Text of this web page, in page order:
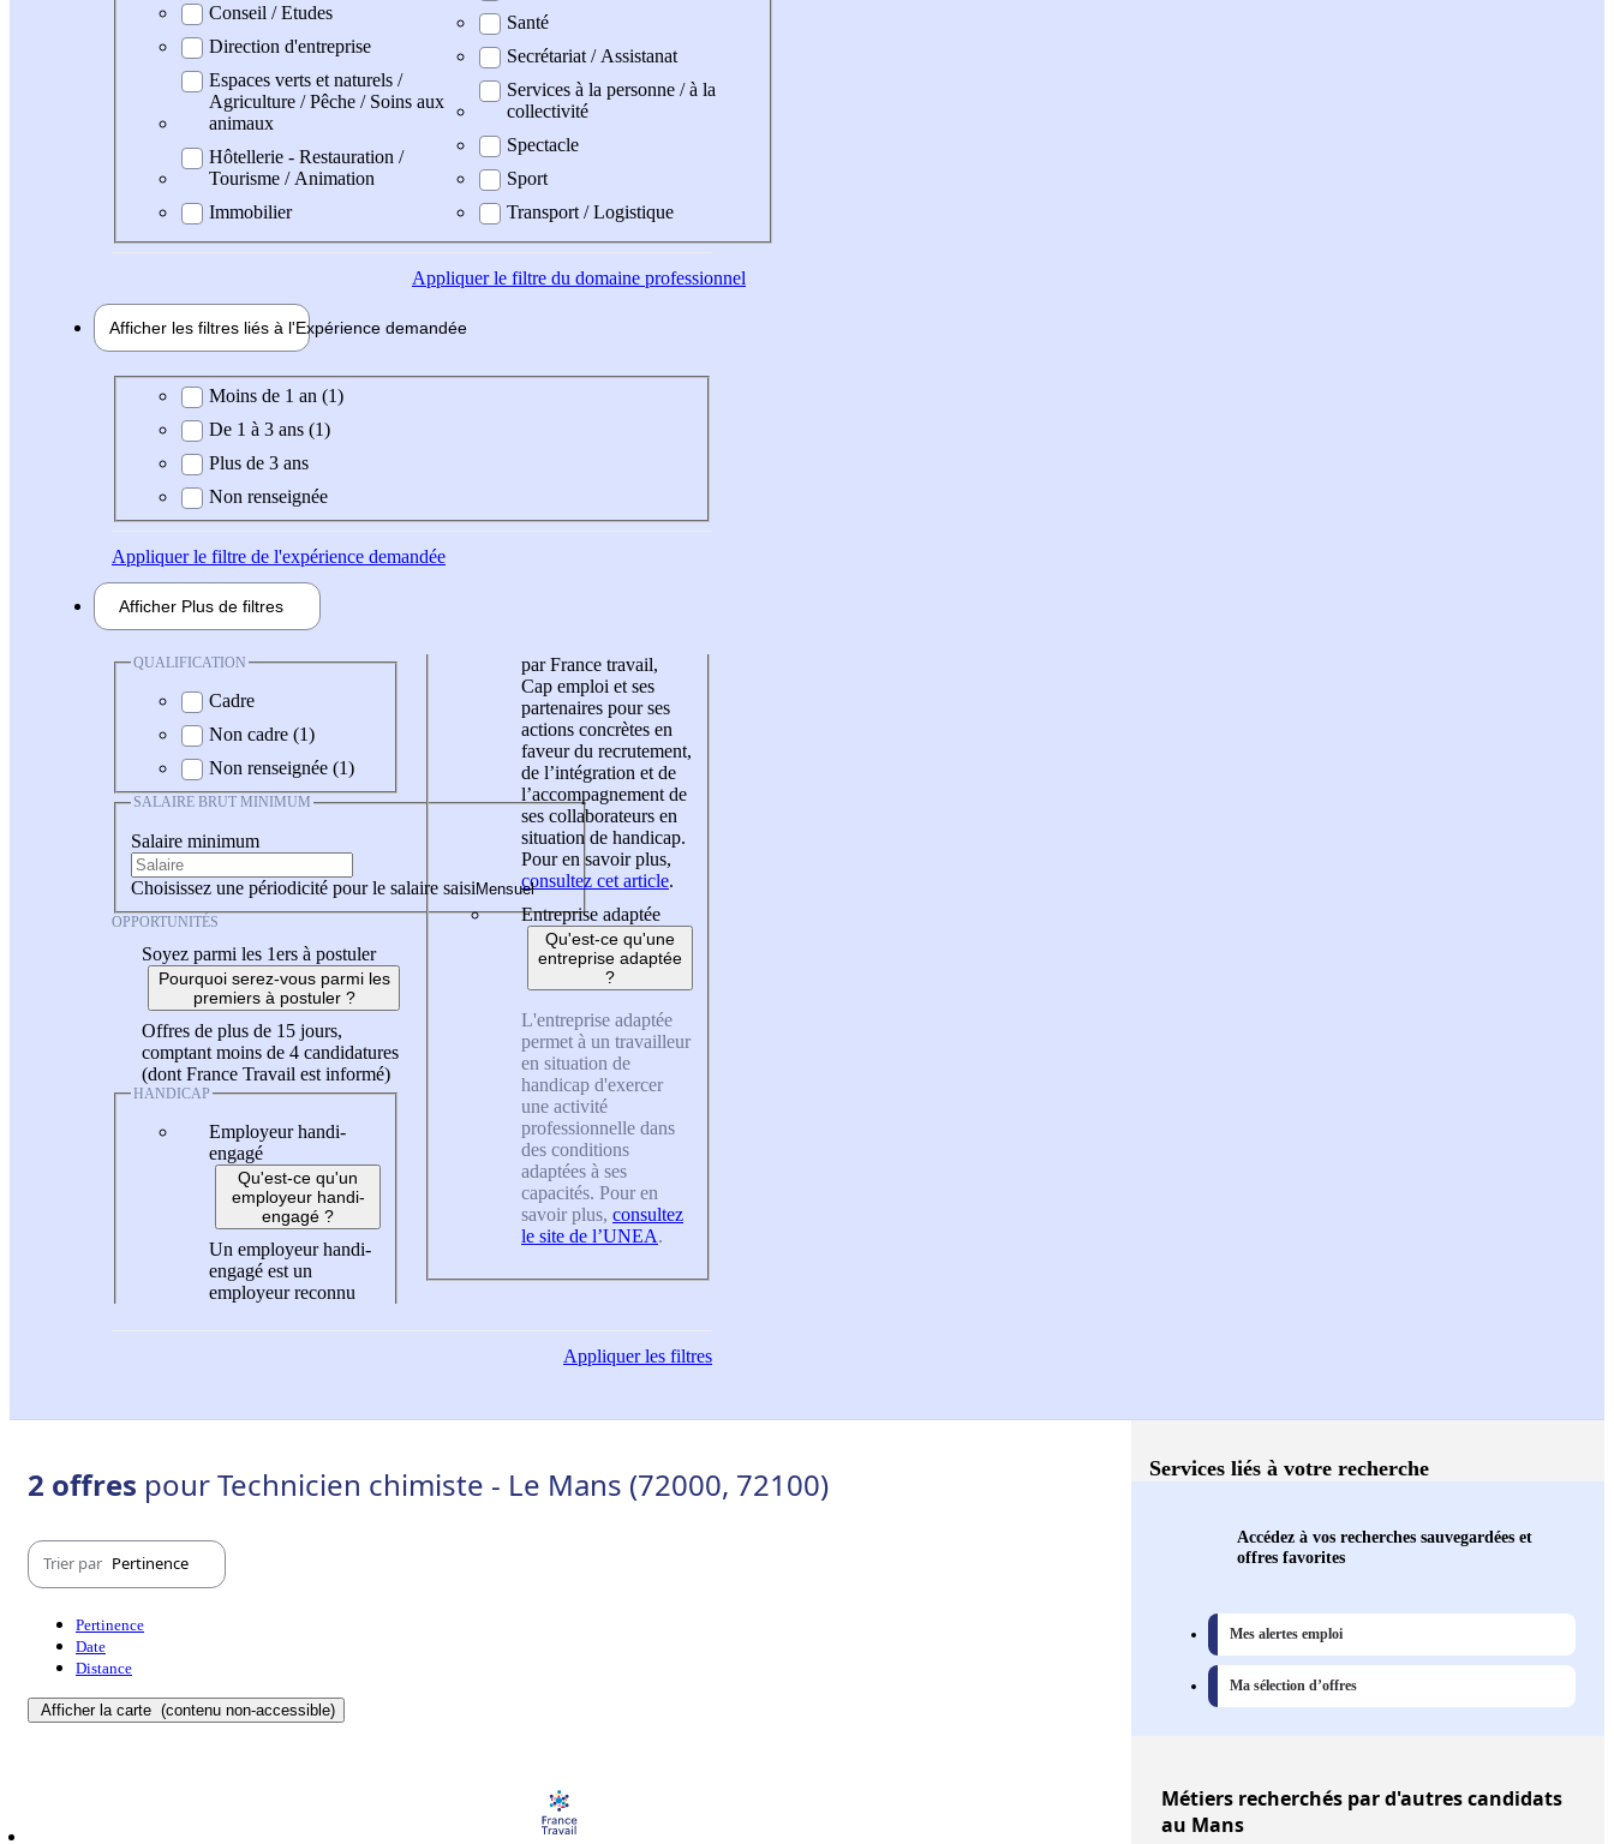
Conseil / Etudes
Direction d'entreprise
Espaces verts et naturels /
Agriculture / Pêche / Soins aux
animaux
Hôtellerie - Restauration /
Tourisme / Animation
Immobilier
Santé
Secrétariat / Assistanat
Services à la personne / à la
collectivité
Spectacle
Sport
Transport / Logistique
Appliquerle filtre du domaine professionnel
Afficher les filtres liés à l'Expérience demandée
Expérience demandée
Moins de 1 an (1)
De 1 à 3 ans (1)
Plus de 3 ans
Non renseignée
Appliquerle filtre de l'expérience demandée
Afficher Plus de filtres
QUALIFICATION
Cadre
Non cadre (1)
Non renseignée (1)
SALAIRE BRUT MINIMUM
Salaire minimum
Choisissez une périodicité pour le salaire saisi
OPPORTUNITÉS
Soyez parmi les 1ers à postuler
Pourquoi serez-vous parmi les
premiers à postuler ?
Offres de plus de 15 jours,
comptant moins de 4 candidatures
(dont France Travail est informé)
HANDICAP
Employeur handi-
engagé
Qu'est-ce qu'un
employeur handi-
engagé ?
Un employeur handi-
engagé est un
employeur reconnu
par France travail,
Cap emploi et ses
partenaires pour ses
actions concrètes en
faveur du recrutement,
de l’intégration et de
l’accompagnement de
ses collaborateurs en
situation de handicap.
Pour en savoir plus,
consultez cet article.
Entreprise adaptée
Qu'est-ce qu'une
entreprise adaptée
?
L'entreprise adaptée
permet à un travailleur
en situation de
handicap d'exercer
une activité
professionnelle dans
des conditions
adaptées à ses
capacités. Pour en
savoir plus, consultez
le site de l’UNEA.
Appliquerles filtres
2 offres pour Technicien chimiste - Le Mans (72000, 72100)
Trier par Pertinence
Pertinence
Date
Distance
Afficher la carte (contenu non-accessible)
Services liés à votre recherche
Accédez à vos recherches sauvegardées et
offres favorites
Mes alertes emploi
Ma sélection d’offres
Métiers recherchés par d'autres candidats
au Mans